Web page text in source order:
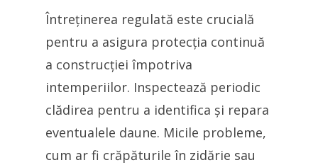
Întreținerea regulată este crucială
pentru a asigura protecția continuă
a construcției împotriva
intemperiilor. Inspectează periodic
clădirea pentru a identifica și repara
eventualele daune. Micile probleme,
cum ar fi crăpăturile în zidărie sau